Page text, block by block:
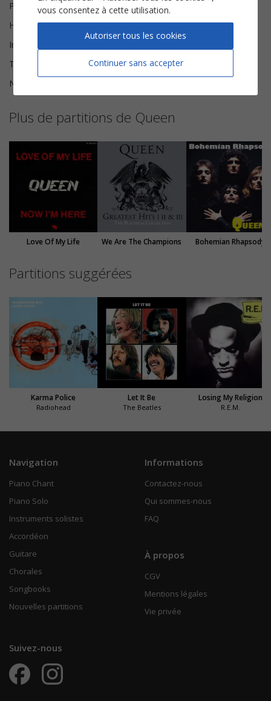
Paroles et Musique
Freddie Mercury
Harmonisation
Brice Legée
Instrumentation
Tonalité
Mi majeur
Nombre de pages
Plus de partitions de Queen
Love Of My Life We Are The Champions Bohemian Rhapsody
Partitions suggérées
Karma Police
Radiohead
Let It Be
The Beatles
Losing My Religion
R.E.M.
Navigation
Piano Chant
Piano Solo
Instruments solistes
Accordéon
Guitare
Chorales
Songbooks
Nouvelles partitions
Informations
Contactez-nous
Qui sommes-nous
FAQ
À propos
CGV
Mentions légales
Vie privée
Suivez-nous
vous consentez à cette utilisation.
Continuer sans accepter
Autoriser tous les cookies